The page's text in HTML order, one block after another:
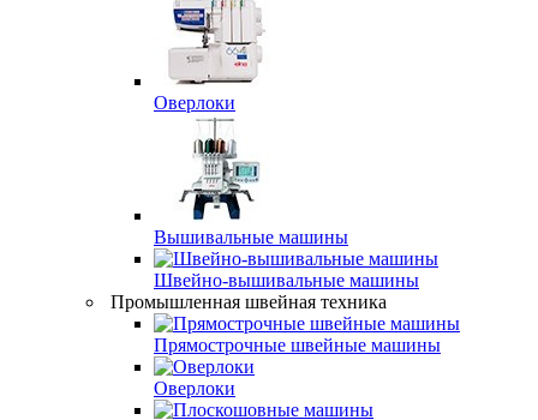
Оверлоки
Вышивальные машины
Швейно-вышивальные машины
Промышленная швейная техника
Прямострочные швейные машины
Оверлоки